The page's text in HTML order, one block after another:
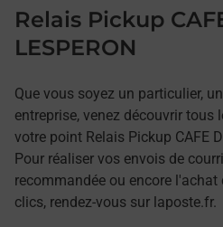
Relais Pickup
LESPERON
Que vous soyez un particulier,
entreprise, venez découvrir tous
votre point Relais Pickup CAFE
Pour réaliser vos envois de
recommandée ou encore
clics, rendez-vous sur laposte.fr.